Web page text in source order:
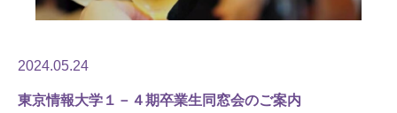
2024.05.24
東京情報大学１－４期卒業生同窓会のご案内